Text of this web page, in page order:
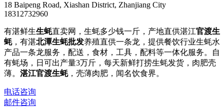
18 Baipeng Road, Xiashan District, Zhanjiang City
18312732960
有湛鲜生生蚝直卖网，生蚝多少钱一斤，产地直供湛江官渡生
蚝，有湛北潭生蚝批发养殖直供一条龙，提供餐饮行业生蚝水
产品一条龙服务，配送，食材，工具，配料等一体化服务。自
有蚝场，日可出产量3万斤，每天新鲜打捞生蚝发货，肉肥壳
薄。 湛江官渡生蚝，壳薄肉肥，闻名饮食界。
电话咨询
邮件咨询